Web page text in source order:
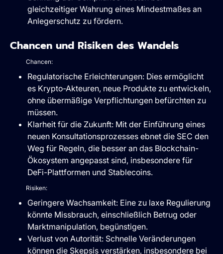
gleichzeitiger Wahrung eines Mindestmaßes an
Anlegerschutz zu fördern.
Chancen und Risiken des Wandels
Chancen:
Regulatorische Erleichterungen: Dies ermöglicht
es Krypto-Akteuren, neue Produkte zu entwickeln,
ohne übermäßige Verpflichtungen befürchten zu
müssen.
Klarheit für die Zukunft: Mit der Einführung eines
neuen Konsultationsprozesses ebnet die SEC den
Weg für Regeln, die besser an das Blockchain-
Ökosystem angepasst sind, insbesondere für
DeFi-Plattformen und Stablecoins.
Risiken:
Geringere Wachsamkeit: Eine zu laxe Regulierung
könnte Missbrauch, einschließlich Betrug oder
Marktmanipulation, begünstigen.
Verlust von Autorität: Schnelle Veränderungen
können die Skepsis verstärken, insbesondere bei